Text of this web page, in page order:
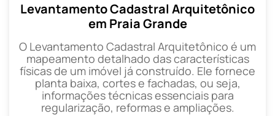
Levantamento Cadastral Arquitetônico
em Praia Grande
O Levantamento Cadastral Arquitetônico é um
mapeamento detalhado das características
físicas de um imóvel já construído. Ele fornece
planta baixa, cortes e fachadas, ou seja,
informações técnicas essenciais para
regularização, reformas e ampliações.